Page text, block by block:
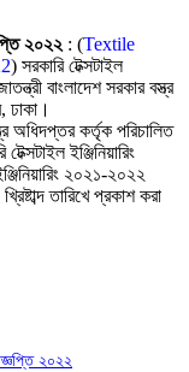
২০২২ : (Textile
) সরকারি টেক্সটাইল
বাংলাদেশ সরকার বস্ত্র
ঢাকা।
অধিদপ্তর কর্তৃক পরিচালিত
ইঞ্জিনিয়ারিং
২০২১-২০২২
তারিখে প্রকাশ করা
২০২২